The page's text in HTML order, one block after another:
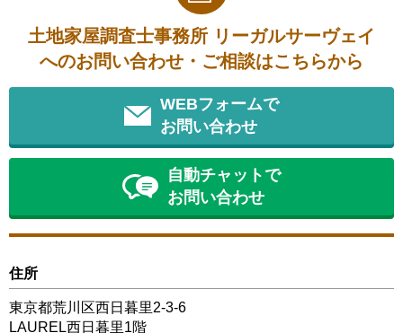
土地家屋調査士事務所 リーガルサーヴェイ
へのお問い合わせ・ご相談はこちらから
WEBフォームで
お問い合わせ
自動チャットで
お問い合わせ
住所
東京都荒川区西日暮里2-3-6
LAUREL西日暮里1階